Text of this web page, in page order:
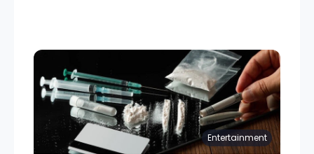
Entertainment